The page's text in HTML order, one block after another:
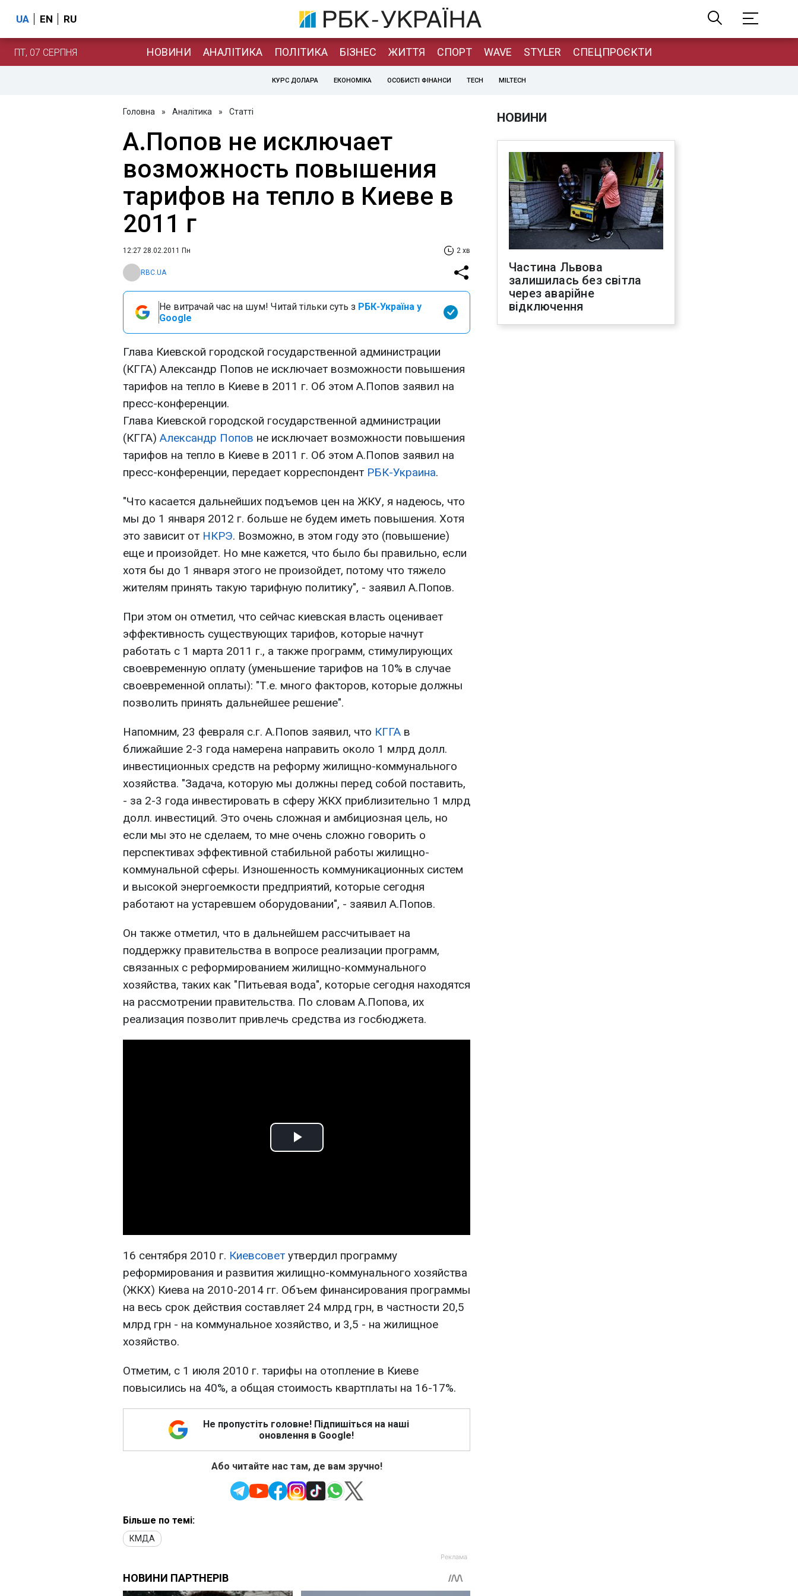
UA EN RU
ПТ, 07 СЕРПНЯ НОВИНИ АНАЛІТИКА ПОЛІТИКА БІЗНЕС ЖИТТЯ СПОРТ WAVE STYLER СПЕЦПРОЄКТИ
КУРС ДОЛАРА ЕКОНОМІКА ОСОБИСТІ ФІНАНСИ TECH MILTECH
Головна » Аналітика » Статті
А.Попов не исключает
возможность повышения
тарифов на тепло в Киеве в
2011 г
12:27 28.02.2011 Пн 2 хв
RBC.UA
Не витрачай час на шум! Читай тільки суть з РБК-Україна у
Google
Глава Киевской городской государственной администрации
(КГГА) Александр Попов не исключает возможности повышения
тарифов на тепло в Киеве в 2011 г. Об этом А.Попов заявил на
пресс-конференции.
Глава Киевской городской государственной администрации
(КГГА) Александр Попов не исключает возможности повышения
тарифов на тепло в Киеве в 2011 г. Об этом А.Попов заявил на
пресс-конференции, передает корреспондент РБК-Украина.
"Что касается дальнейших подъемов цен на ЖКУ, я надеюсь, что
мы до 1 января 2012 г. больше не будем иметь повышения. Хотя
это зависит от НКРЭ. Возможно, в этом году это (повышение)
еще и произойдет. Но мне кажется, что было бы правильно, если
хотя бы до 1 января этого не произойдет, потому что тяжело
жителям принять такую тарифную политику", - заявил А.Попов.
При этом он отметил, что сейчас киевская власть оценивает
эффективность существующих тарифов, которые начнут
работать с 1 марта 2011 г., а также программ, стимулирующих
своевременную оплату (уменьшение тарифов на 10% в случае
своевременной оплаты): "Т.е. много факторов, которые должны
позволить принять дальнейшее решение".
Напомним, 23 февраля с.г. А.Попов заявил, что КГГА в
ближайшие 2-3 года намерена направить около 1 млрд долл.
инвестиционных средств на реформу жилищно-коммунального
хозяйства. "Задача, которую мы должны перед собой поставить,
- за 2-3 года инвестировать в сферу ЖКХ приблизительно 1 млрд
долл. инвестиций. Это очень сложная и амбициозная цель, но
если мы это не сделаем, то мне очень сложно говорить о
перспективах эффективной стабильной работы жилищно-
коммунальной сферы. Изношенность коммуникационных систем
и высокой энергоемкости предприятий, которые сегодня
работают на устаревшем оборудовании", - заявил А.Попов.
Он также отметил, что в дальнейшем рассчитывает на
поддержку правительства в вопросе реализации программ,
связанных с реформированием жилищно-коммунального
хозяйства, таких как "Питьевая вода", которые сегодня находятся
на рассмотрении правительства. По словам А.Попова, их
реализация позволит привлечь средства из госбюджета.
Play
16 сентября 2010 г. Киевсовет утвердил программу
реформирования и развития жилищно-коммунального хозяйства
(ЖКХ) Киева на 2010-2014 гг. Объем финансирования программы
на весь срок действия составляет 24 млрд грн, в частности 20,5
млрд грн - на коммунальное хозяйство, и 3,5 - на жилищное
хозяйство.
Отметим, с 1 июля 2010 г. тарифы на отопление в Киеве
повысились на 40%, а общая стоимость квартплаты на 16-17%.
Не пропустіть головне! Підпишіться на наші
оновлення в Google!
Або читайте нас там, де вам зручно!
Більше по темі:
КМДА
НОВИНИ
Частина Львова
залишилась без світла
через аварійне
відключення